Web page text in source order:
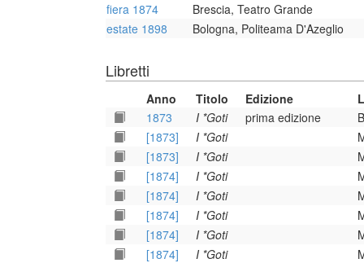
fiera 1874
Brescia, Teatro Grande
estate 1898
Bologna, Politeama D'Azeglio
Libretti
Anno Titolo Edizione
1873
I *Goti prima edizione
[1873]
I *Goti
[1873]
I *Goti
[1874]
I *Goti
[1874]
I *Goti
[1874]
I *Goti
[1874]
I *Goti
[1874]
I *Goti